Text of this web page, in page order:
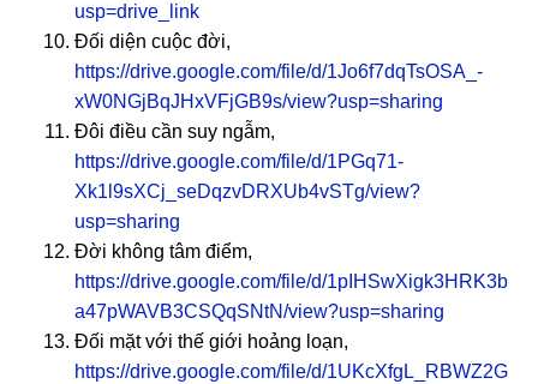
usp=drive_link
Đối diện cuộc đời,
https://drive.google.com/file/d/1Jo6f7dqTsOSA_-
xW0NGjBqJHxVFjGB9s/view?usp=sharing
Đôi điều cần suy ngẫm,
https://drive.google.com/file/d/1PGq71-
Xk1l9sXCj_seDqzvDRXUb4vSTg/view?
usp=sharing
Đời không tâm điểm,
https://drive.google.com/file/d/1pIHSwXigk3HRK3b
a47pWAVB3CSQqSNtN/view?usp=sharing
Đối mặt với thế giới hoảng loạn,
https://drive.google.com/file/d/1UKcXfgL_RBWZ2G